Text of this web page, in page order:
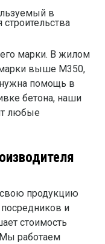
в
марки. В жилом
выше М350,
помощь в
бетона, наши
любые
продукцию
и
стоимость
Мы работаем